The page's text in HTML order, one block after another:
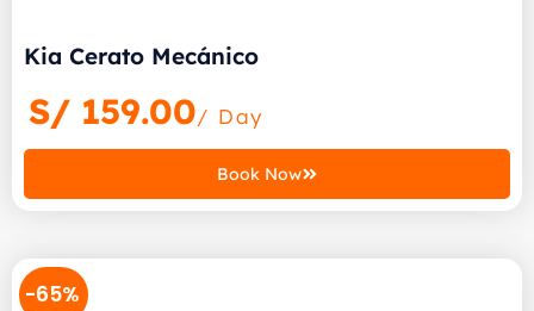
Kia Cerato Mecánico
S/ 159.00/ Day
Book Now
-65%